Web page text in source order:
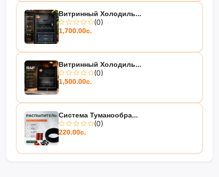
Витринный Холодиль...
(0)
1,700.00с.
Витринный Холодиль...
(0)
1,500.00с.
Система Туманообра...
(0)
220.00с.